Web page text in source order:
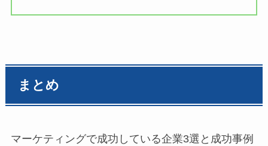
まとめ
マーケティングで成功している企業3選と成功事例